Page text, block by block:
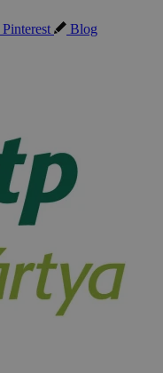
Pinterest Blog